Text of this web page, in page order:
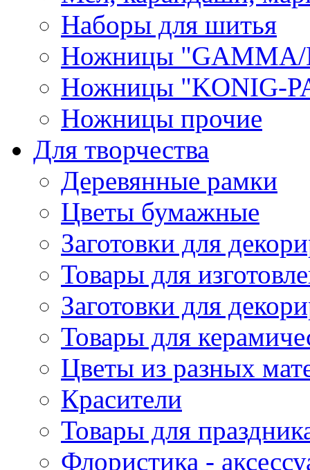
Наборы для шитья
Ножницы "GAMMA/
Ножницы "KONIG-
Ножницы прочие
Для творчества
Деревянные рамки
Цветы бумажные
Заготовки для
Товары для
Заготовки для
Товары для
Цветы из разных
Красители
Товары для
Флористика -